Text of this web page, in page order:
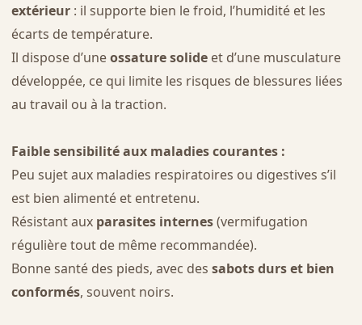
extérieur: il supporte bien le froid, l’humidité et les
écarts de température.
Il dispose d’uneossature solideet d’une musculature
développée, ce qui limite les risques de blessures liées
au travail ou à la traction.
Faible sensibilité aux maladies courantes :
Peu sujet aux maladies respiratoires ou digestives s’il
est bien alimenté et entretenu.
Résistant aux parasites internes(vermifugation
régulière tout de même recommandée).
Bonne santé des pieds, avec des sabots durs et bien
conformés, souvent noirs.